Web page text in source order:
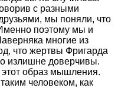
с разными
мы поняли, что
поэтому мы и
многие из
что жертвы Фригарда
излишне доверчивы.
образ мышления.
человеком, как